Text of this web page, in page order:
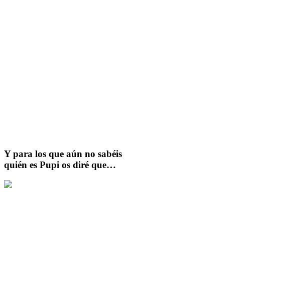
Y para los que aún no sabéis
quién es Pupi os diré que…